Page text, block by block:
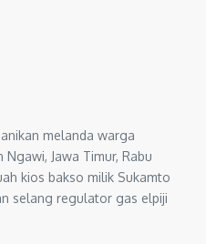
melanda warga
Jawa Timur, Rabu
kios bakso milik Sukamto
selang regulator gas elpiji